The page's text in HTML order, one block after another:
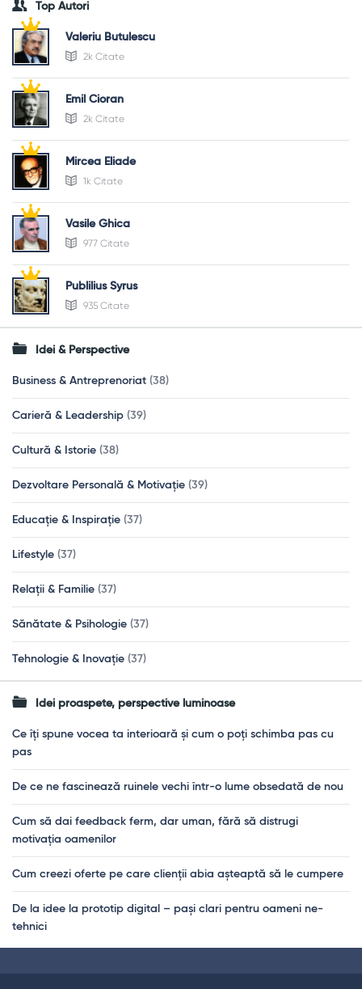
Top Autori
Valeriu Butulescu
2k Citate
Emil Cioran
2k Citate
Mircea Eliade
1k Citate
Vasile Ghica
977 Citate
Publilius Syrus
935 Citate
Idei & Perspective
Business & Antreprenoriat (38)
Carieră & Leadership (39)
Cultură & Istorie (38)
Dezvoltare Personală & Motivație (39)
Educație & Inspirație (37)
Lifestyle (37)
Relații & Familie (37)
Sănătate & Psihologie (37)
Tehnologie & Inovație (37)
Idei proaspete, perspective luminoase
Ce îți spune vocea ta interioară și cum o poți schimba pas cu
pas
De ce ne fascinează ruinele vechi într-o lume obsedată de nou
Cum să dai feedback ferm, dar uman, fără să distrugi
motivația oamenilor
Cum creezi oferte pe care clienții abia așteaptă să le cumpere
De la idee la prototip digital – pași clari pentru oameni ne-
tehnici